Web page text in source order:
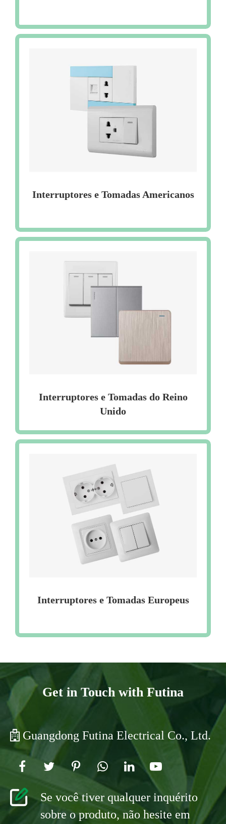
Interruptores e Tomadas Americanos
Interruptores e Tomadas do Reino
Unido
Interruptores e Tomadas Europeus
Get in Touch with Futina
Guangdong Futina Electrical Co., Ltd.
Se você tiver qualquer inquérito
sobre o produto, não hesite em